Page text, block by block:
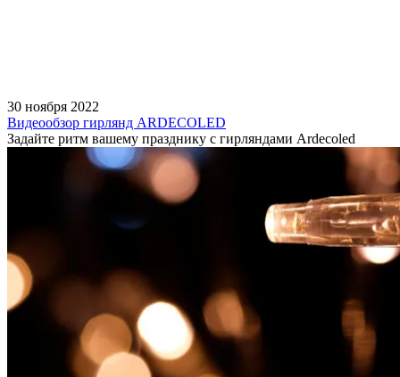
30 ноября 2022
Видеообзор гирлянд ARDECOLED
Задайте ритм вашему празднику с гирляндами Ardecoled